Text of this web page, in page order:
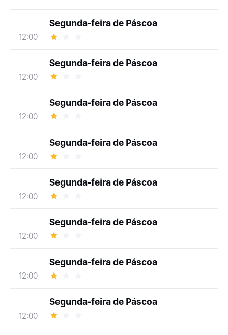
12:00
Segunda-feira de Páscoa
12:00
Segunda-feira de Páscoa
12:00
Segunda-feira de Páscoa
12:00
Segunda-feira de Páscoa
12:00
Segunda-feira de Páscoa
12:00
Segunda-feira de Páscoa
12:00
Segunda-feira de Páscoa
12:00
Segunda-feira de Páscoa